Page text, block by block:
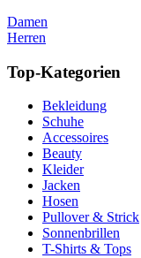
Damen
Herren
Top-Kategorien
Bekleidung
Schuhe
Accessoires
Beauty
Kleider
Jacken
Hosen
Pullover & Strick
Sonnenbrillen
T-Shirts & Tops